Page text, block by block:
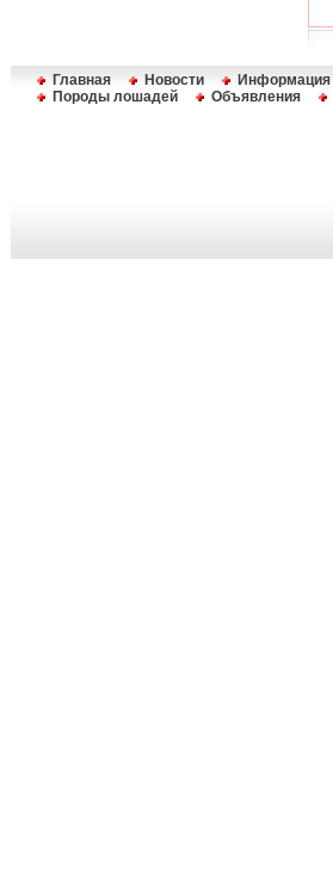
Главная Новости Информация
Породы лошадей
Объявления